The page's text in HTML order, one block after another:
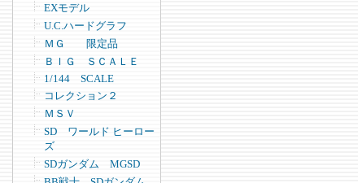
EXモデル
U.C.ハードグラフ
ＭＧ 限定品
ＢＩＧ ＳＣＡＬＥ
1/144 SCALE
コレクション２
ＭＳＶ
SD ワールド ヒーロー
ズ
SDガンダム MGSD